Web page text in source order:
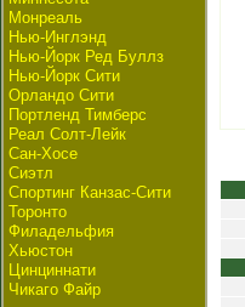
Монреаль
Нью-Инглэнд
Нью-Йорк Ред Буллз
Нью-Йорк Сити
Орландо Сити
Портленд Тимберс
Реал Солт-Лейк
Сан-Хосе
Сиэтл
Спортинг Канзас-Сити
Торонто
Филадельфия
Хьюстон
Цинциннати
Чикаго Файр